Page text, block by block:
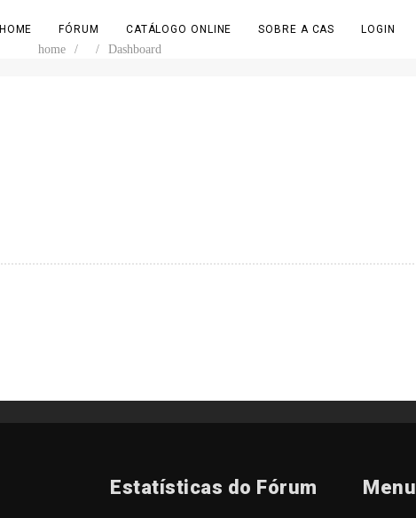
HOME FÓRUM CATÁLOGO ONLINE SOBRE A CAS LOGIN
home / / Dashboard
Estatísticas do Fórum Menu